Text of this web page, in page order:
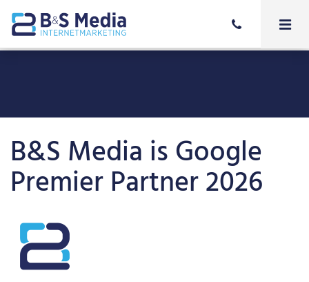
B&S Media is Google
Premier Partner 2026